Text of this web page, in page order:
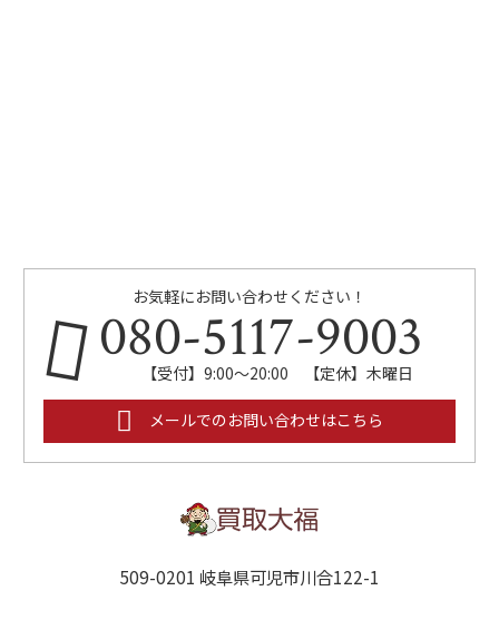
お気軽にお問い合わせください！
080-5117-9003
【受付】9:00～20:00 【定休】木曜日
メールでのお問い合わせはこちら
509-0201 岐阜県可児市川合122-1